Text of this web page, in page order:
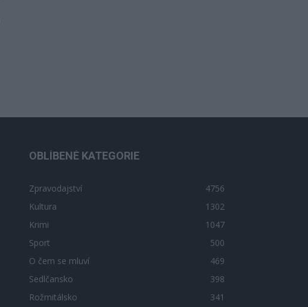
OBLÍBENÉ KATEGORIE
Zpravodajství
4756
Kultura
1302
Krimi
1047
Sport
500
O čem se mluví
469
Sedlčansko
398
Rožmitálsko
341